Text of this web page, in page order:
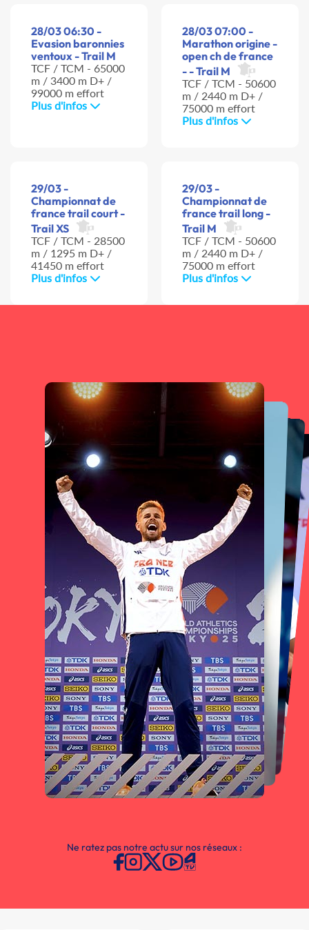
28/03 06:30 -
Evasion baronnies
ventoux - Trail M
TCF / TCM - 65000
m / 3400 m D+ /
99000 m effort
Plus d'infos
28/03 07:00 -
Marathon origine -
open ch de france
- - Trail M
TCF / TCM - 50600
m / 2440 m D+ /
75000 m effort
Plus d'infos
29/03 -
Championnat de
france trail court -
Trail XS
TCF / TCM - 28500
m / 1295 m D+ /
41450 m effort
Plus d'infos
29/03 -
Championnat de
france trail long -
Trail M
TCF / TCM - 50600
m / 2440 m D+ /
75000 m effort
Plus d'infos
Ne ratez pas notre actu sur nos réseaux :